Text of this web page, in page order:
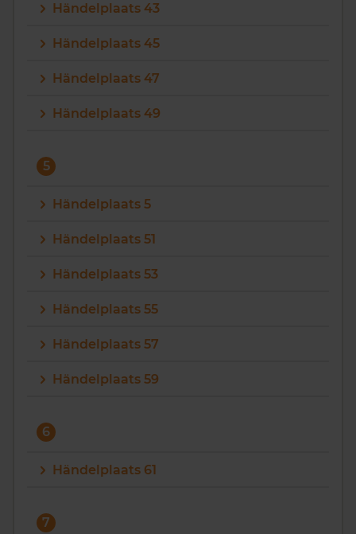
Händelplaats 43
Händelplaats 45
Händelplaats 47
Händelplaats 49
5
Händelplaats 5
Händelplaats 51
Händelplaats 53
Händelplaats 55
Händelplaats 57
Händelplaats 59
6
Händelplaats 61
7